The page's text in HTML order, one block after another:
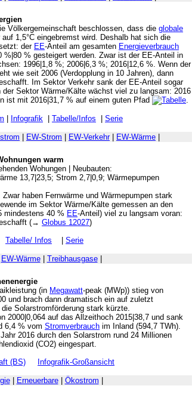
Völkergemeinschaft beschlossen, dass die globale
1,5°C eingebremst wird. Deshalb hat sich die
der EE-Anteil am gesamten Energieverbrauch
% gesteigert werden. Zwar ist der EE-Anteil in
1996|1,8 %; 2006|6,3 %; 2016|12,6 %. Wenn der
wie seit 2006 (Verdopplung in 10 Jahren), dann
Im Sektor Verkehr sank der EE-Anteil sogar
Sektor Wärme/Kälte wächst viel zu langsam: 2016
ist mit 2016|31,7 % auf einem guten Pfad
.
Infografik Tabelle/Infos Serie
EW-Strom EW-Verkehr| EW-Wärme
warm
Wohungen | Neubauten:
13,7|23,5; Strom 2,7|0,9; Wärmepumpen
haben Fernwärme und Wärmepumpen stark
im Sektor Wärme/Kälte gemessen an den
mindestens 40 % EE-Anteil) viel zu langsam voran:
(→ Globus 12027)
Tabelle/ Infos Serie
EW-Wärme| Treibhausgase|
(in Megawatt-peak (MWp)) stieg von
und brach dann dramatisch ein auf zuletzt
Solarstromförderung stark kürzte.
2000|0,064 auf das Allzeithoch 2015|38,7 und sank
6,4 % vom Stromverbrauch im Inland (594,7 TWh).
2016 durch den Solarstrom rund 24 Millionen
(CO2) eingespart.
(BS) Infografik-Großansicht
| Erneuerbare| Ökostrom